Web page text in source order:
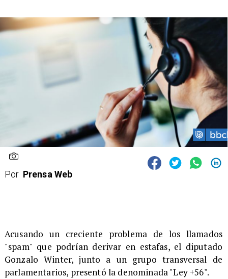
Por Prensa Web
Acusando un creciente problema de los llamados
"spam" que podrían derivar en estafas, el diputado
Gonzalo Winter, junto a un grupo transversal de
parlamentarios, presentó la denominada "Ley +56".